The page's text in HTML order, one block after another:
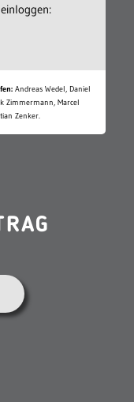
Andreas Wedel, Daniel
Zimmermann, Marcel
Zenker.